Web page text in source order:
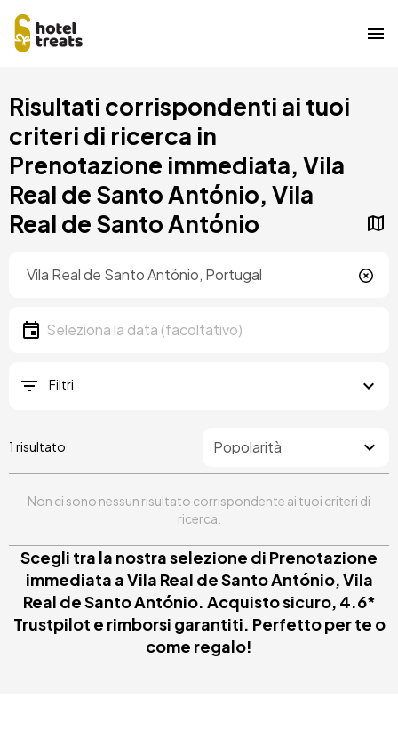
contenuto
principale
Risultati corrispondenti ai tuoi
criteri di ricerca in
Prenotazione immediata, Vila
Real de Santo António, Vila
Real de Santo António
Data
Seleziona la data
Filtri
1 risultato
Non ci sono nessun risultato corrispondente ai tuoi criteri di
ricerca.
Scegli tra la nostra selezione di Prenotazione
immediata a Vila Real de Santo António, Vila
Real de Santo António. Acquisto sicuro, 4.6*
Trustpilot e rimborsi garantiti. Perfetto per te o
come regalo!